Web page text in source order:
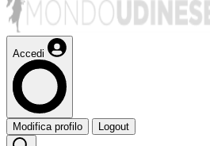
Accedi
Modifica profilo Logout